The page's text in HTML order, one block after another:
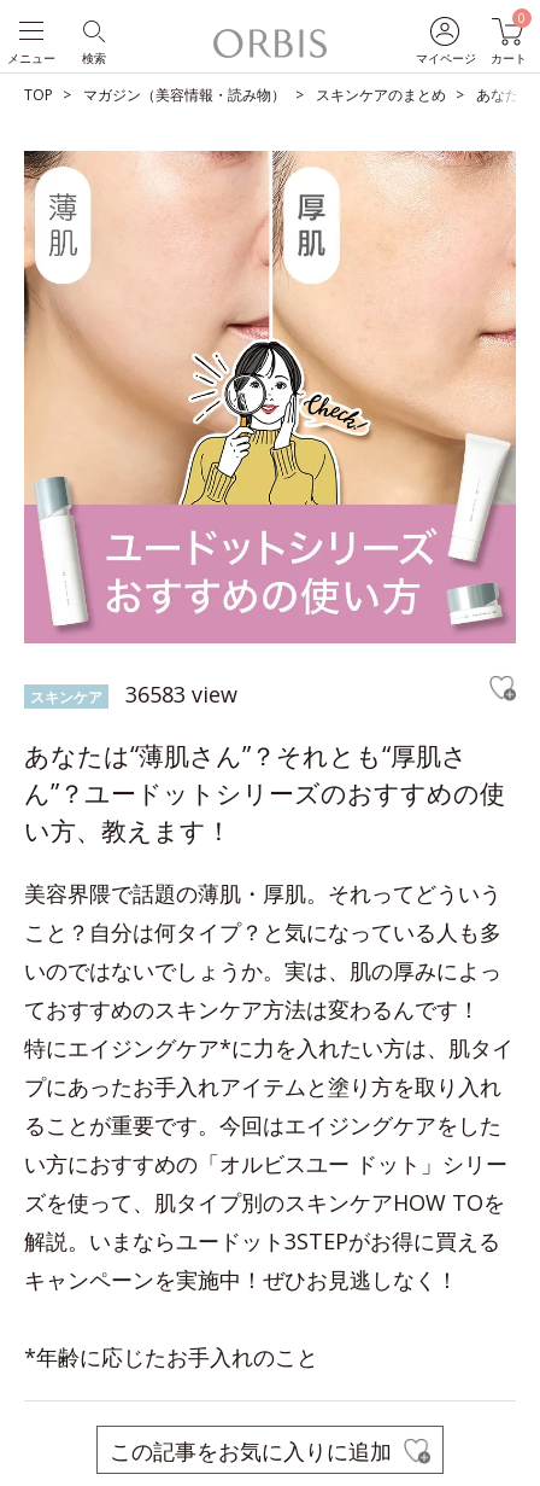
マイページ
0
カート
検索
メニュー
TOP マガジン（美容情報・読み物） スキンケアのまとめ あなたは
スキンケア 36583 view
あなたは“薄肌さん”？それとも“厚肌さ
ん”？ユードットシリーズのおすすめの使
い方、教えます！
美容界隈で話題の薄肌・厚肌。それってどういう
こと？自分は何タイプ？と気になっている人も多
いのではないでしょうか。実は、肌の厚みによっ
ておすすめのスキンケア方法は変わるんです！
特にエイジングケア*に力を入れたい方は、肌タイ
プにあったお手入れアイテムと塗り方を取り入れ
ることが重要です。今回はエイジングケアをした
い方におすすめの「オルビスユー ドット」シリー
ズを使って、肌タイプ別のスキンケアHOW TOを
解説。いまならユードット3STEPがお得に買える
キャンペーンを実施中！ぜひお見逃しなく！
*年齢に応じたお手入れのこと
この記事をお気に入りに追加